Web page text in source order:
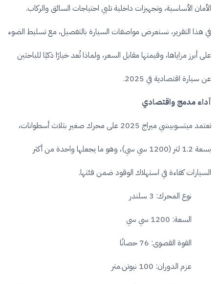
الأمان الأساسية، وتجهيزات داخلية تلبي احتياجات السائق والركاب.
في هذا التقرير، نستعرض مواصفات السيارة بالتفصيل، مع تسليط الضوء
على أبرز مزاياها، وقيمتها مقابل السعر، ولماذا تُعد خيارًا ذكيًا للباحثين
عن سيارة اقتصادية في 2025.
أداء مدمج واقتصادي
تعتمد ميتسوبيشي ميراج 2025 على محرك صغير بثلاث أسطوانات،
بسعة 1.2 لتر (1200 سي سي)، وهو ما يجعلها واحدة من أكثر
السيارات كفاءة في استهلاك الوقود ضمن فئتها.
نوع المحرك: 3 سلندر
السعة: 1200 سي سي
القوة القصوى: 76 حصانًا
عزم الدوران: 100 نيوتن.متر